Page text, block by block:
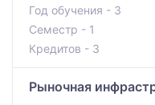
Год обучения - 3
Семестр - 1
Кредитов - 3
Рыночная